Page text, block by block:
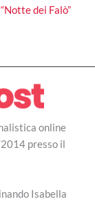
dei Falò”
online
presso il
Isabella